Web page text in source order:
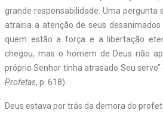
grande responsabilidade. Uma pergunta
atrairia a atenção de seus
quem estão a força e a libertação
chegou, mas o homem de Deus não
próprio Senhor tinha atrasado Seu servo”
Profetas, p. 618).
Deus estava por trás da demora do